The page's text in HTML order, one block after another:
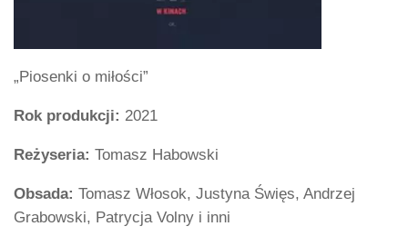
„Piosenki o miłości”
Rok produkcji: 2021
Reżyseria: Tomasz Habowski
Obsada: Tomasz Włosok, Justyna Święs, Andrzej
Grabowski, Patrycja Volny i inni